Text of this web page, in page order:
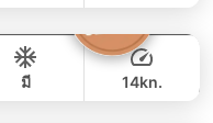
57,000 THB
47,100 THB
มี 14kn.